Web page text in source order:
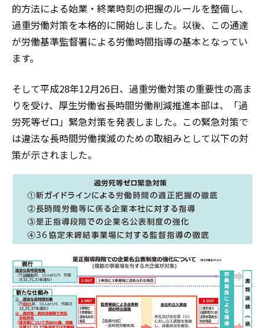
的方法による始業・終業時刻の把握のルールを整備し、
過重労働対策を本格的に開始しました。以後、この通達
が労働基準監督署による労働時間指導の基本となってい
ます。
そして平成28年12月26日、過重労働対策の重要性の高ま
りを受け、厚生労働省長時間労働削減推進本部は、「過
労死等ゼロ」緊急対策を発表しました。この緊急対策で
は違法な長時間労働撲滅のための取組みとして以下の対
策が示されました。